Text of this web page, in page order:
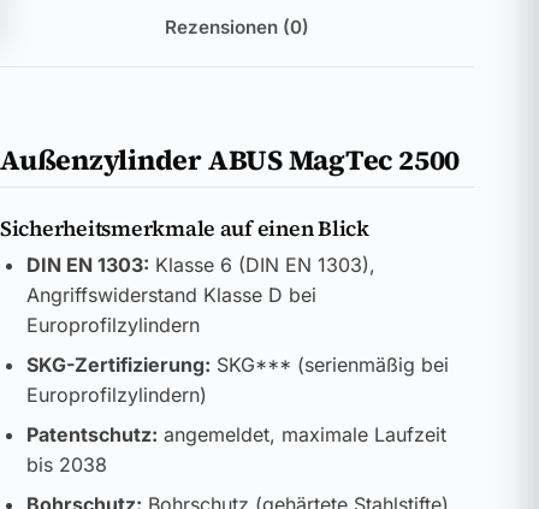
Rezensionen (0)
Außenzylinder ABUS MagTec 2500
Sicherheitsmerkmale auf einen Blick
DIN EN 1303: Klasse 6 (DIN EN 1303),
Angriffswiderstand Klasse D bei
Europrofilzylindern
SKG-Zertifizierung: SKG*** (serienmäßig bei
Europrofilzylindern)
Patentschutz: angemeldet, maximale Laufzeit
bis 2038
Bohrschutz: Bohrschutz (gehärtete Stahlstifte)